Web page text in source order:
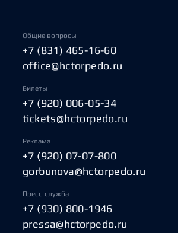
Общие вопросы
+7 (831) 465-16-60
office@hctorpedo.ru
Билеты
+7 (920) 006-05-34
tickets@hctorpedo.ru
Реклама
+7 (920) 07-07-800
gorbunova@hctorpedo.ru
Пресс-служба
+7 (930) 800-1946
pressa@hctorpedo.ru